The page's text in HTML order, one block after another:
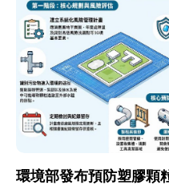
環境部發布預防塑膠顆